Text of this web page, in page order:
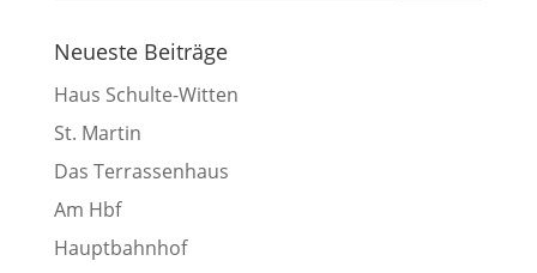
Neueste Beiträge
Haus Schulte-Witten
St. Martin
Das Terrassenhaus
Am Hbf
Hauptbahnhof